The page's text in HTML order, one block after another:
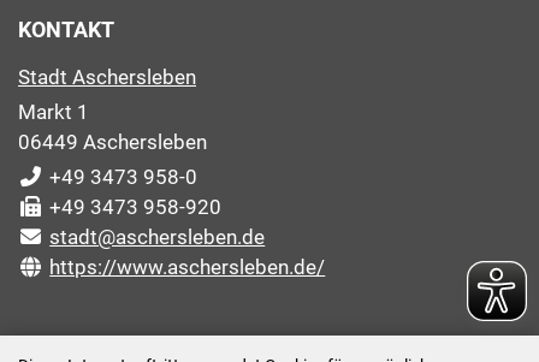
KONTAKT
Stadt Aschersleben
Markt 1
06449 Aschersleben
+49 3473 958-0
+49 3473 958-920
stadt@aschersleben.de
https://www.aschersleben.de/